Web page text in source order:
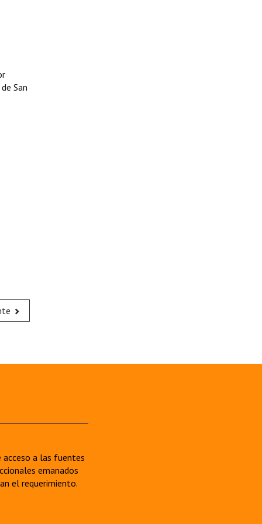
San
acceso a las fuentes
emanados
el requerimiento.